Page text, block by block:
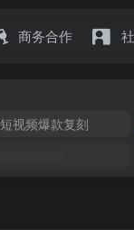
商务合作
视频爆款复刻